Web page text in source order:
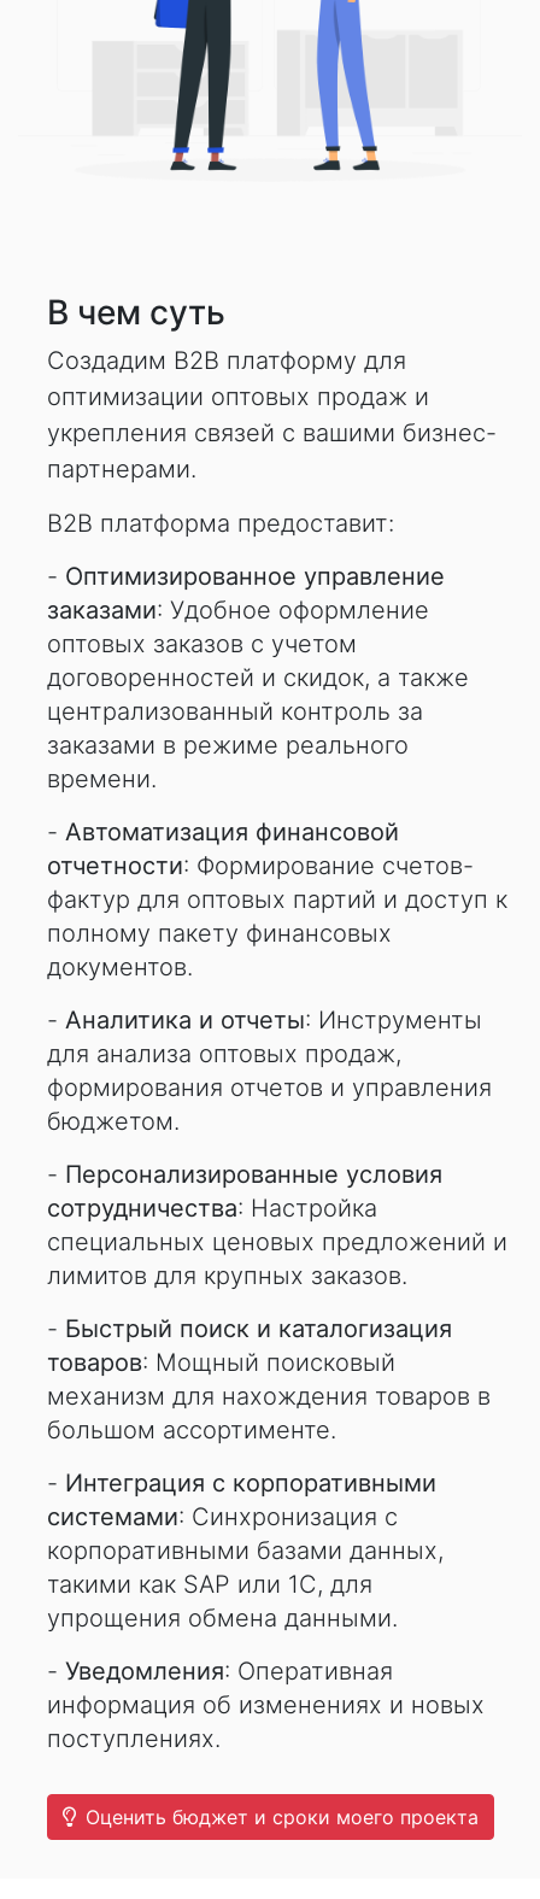
В чем суть
Создадим B2B платформу для
оптимизации оптовых продаж и
укрепления связей с вашими бизнес-
партнерами.
B2B платформа предоставит:
- Оптимизированное управление
заказами: Удобное оформление
оптовых заказов с учетом
договоренностей и скидок, а также
централизованный контроль за
заказами в режиме реального
времени.
- Автоматизация финансовой
отчетности: Формирование счетов-
фактур для оптовых партий и доступ к
полному пакету финансовых
документов.
- Аналитика и отчеты: Инструменты
для анализа оптовых продаж,
формирования отчетов и управления
бюджетом.
- Персонализированные условия
сотрудничества: Настройка
специальных ценовых предложений и
лимитов для крупных заказов.
- Быстрый поиск и каталогизация
товаров: Мощный поисковый
механизм для нахождения товаров в
большом ассортименте.
- Интеграция с корпоративными
системами: Синхронизация с
корпоративными базами данных,
такими как SAP или 1С, для
упрощения обмена данными.
- Уведомления: Оперативная
информация об изменениях и новых
поступлениях.
Оценить бюджет и сроки моего проекта